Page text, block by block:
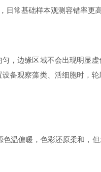
常基础样本观测容错率更高
，边缘区域不会出现明显
备观察藻类、活细胞时，
温偏暖，色彩还原柔和，